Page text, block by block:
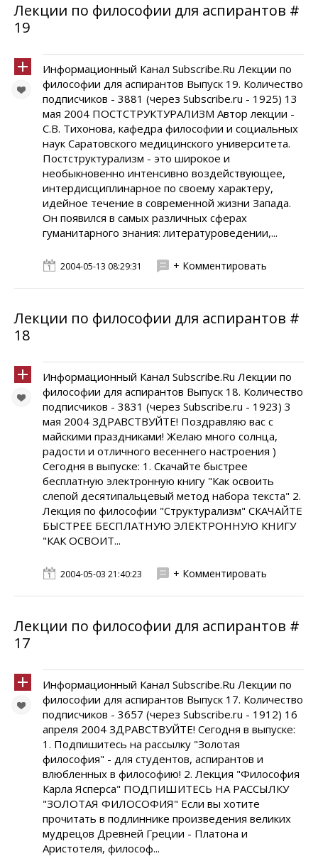
Лекции по философии для аспирантов #
19
Информационный Канал Subscribe.Ru Лекции по
философии для аспирантов Выпуск 19. Количество
подписчиков - 3881 (через Subscribe.ru - 1925) 13
мая 2004 ПОСТСТРУКТУРАЛИЗМ Автор лекции -
С.В. Тихонова, кафедра философии и социальных
наук Саратовского медицинского университета.
Постструктурализм - это широкое и
необыкновенно интенсивно воздействующее,
интердисциплинарное по своему характеру,
идейное течение в современной жизни Запада.
Он появился в самых различных сферах
гуманитарного знания: литературоведении,...
2004-05-13 08:29:31 + Комментировать
Лекции по философии для аспирантов #
18
Информационный Канал Subscribe.Ru Лекции по
философии для аспирантов Выпуск 18. Количество
подписчиков - 3831 (через Subscribe.ru - 1923) 3
мая 2004 ЗДРАВСТВУЙТЕ! Поздравляю вас с
майскими праздниками! Желаю много солнца,
радости и отличного весеннего настроения )
Сегодня в выпуске: 1. Скачайте быстрее
бесплатную электронную книгу "Как освоить
слепой десятипальцевый метод набора текста" 2.
Лекция по философии "Структурализм" СКАЧАЙТЕ
БЫСТРЕЕ БЕСПЛАТНУЮ ЭЛЕКТРОННУЮ КНИГУ
"КАК ОСВОИТ...
2004-05-03 21:40:23 + Комментировать
Лекции по философии для аспирантов #
17
Информационный Канал Subscribe.Ru Лекции по
философии для аспирантов Выпуск 17. Количество
подписчиков - 3657 (через Subscribe.ru - 1912) 16
апреля 2004 ЗДРАВСТВУЙТЕ! Сегодня в выпуске:
1. Подпишитесь на рассылку "Золотая
философия" - для студентов, аспирантов и
влюбленных в философию! 2. Лекция "Философия
Карла Ясперса" ПОДПИШИТЕСЬ НА РАССЫЛКУ
"ЗОЛОТАЯ ФИЛОСОФИЯ" Если вы хотите
прочитать в подлиннике произведения великих
мудрецов Древней Греции - Платона и
Аристотеля, философ...